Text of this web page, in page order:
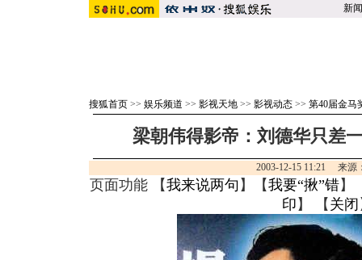
新闻
搜狐首页 >> 娱乐频道 >> 影视天地 >> 影视动态 >> 第40届金马
梁朝伟得影帝：刘德华只差
2003-12-15 11:21 来源
页面功能 【我来说两句 】【我要“揪”错】
印 】 【 关闭